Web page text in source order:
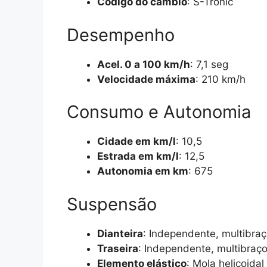
Desempenho
Acel. 0 a 100 km/h: 7,1 seg
Velocidade máxima: 210 km/h
Consumo e Autonomia
Cidade em km/l: 10,5
Estrada em km/l: 12,5
Autonomia em km: 675
Suspensão
Dianteira: Independente,
Traseira: Independente, multibraço
Elemento elástico: Mola helicoidal